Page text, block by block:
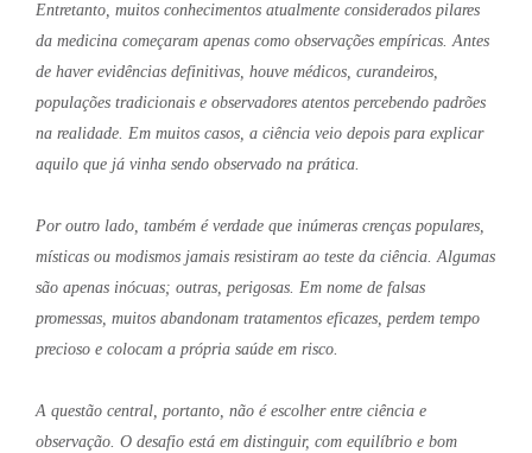
Entretanto, muitos conhecimentos atualmente considerados pilares
da medicina começaram apenas como observações empíricas. Antes
de haver evidências definitivas, houve médicos, curandeiros,
populações tradicionais e observadores atentos percebendo padrões
na realidade. Em muitos casos, a ciência veio depois para explicar
aquilo que já vinha sendo observado na prática.
Por outro lado, também é verdade que inúmeras crenças populares,
místicas ou modismos jamais resistiram ao teste da ciência. Algumas
são apenas inócuas; outras, perigosas. Em nome de falsas
promessas, muitos abandonam tratamentos eficazes, perdem tempo
precioso e colocam a própria saúde em risco.
A questão central, portanto, não é escolher entre ciência e
observação. O desafio está em distinguir, com equilíbrio e bom